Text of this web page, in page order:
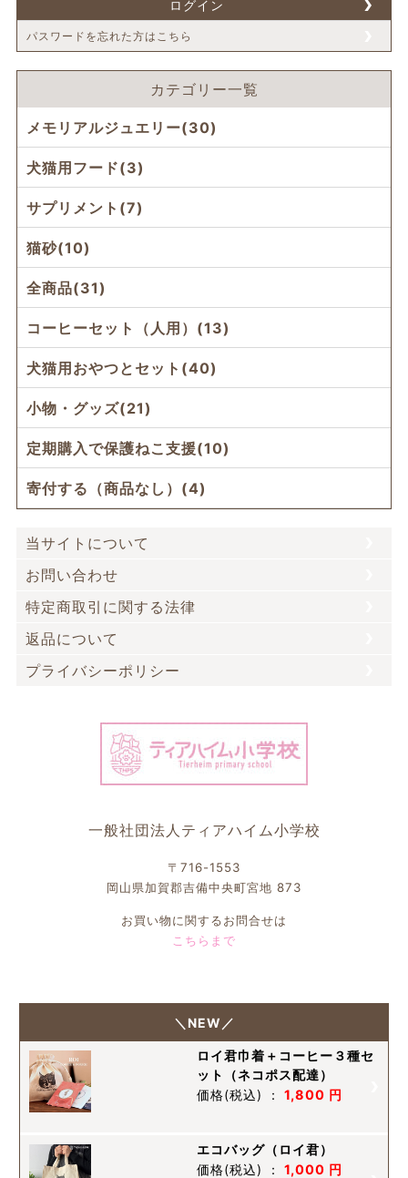
ログイン
パスワードを忘れた方はこちら
カテゴリー一覧
メモリアルジュエリー(30)
犬猫用フード(3)
サプリメント(7)
猫砂(10)
全商品(31)
コーヒーセット（人用）(13)
犬猫用おやつとセット(40)
小物・グッズ(21)
定期購入で保護ねこ支援(10)
寄付する（商品なし）(4)
当サイトについて
お問い合わせ
特定商取引に関する法律
返品について
プライバシーポリシー
一般社団法人ティアハイム小学校
〒716-1553
岡山県加賀郡吉備中央町宮地 873
お買い物に関するお問合せは
こちらまで
＼NEW／
ロイ君巾着＋コーヒー３種セ
ット（ネコポス配達）
価格(税込) ： 1,800 円
エコバッグ（ロイ君）
価格(税込) ： 1,000 円